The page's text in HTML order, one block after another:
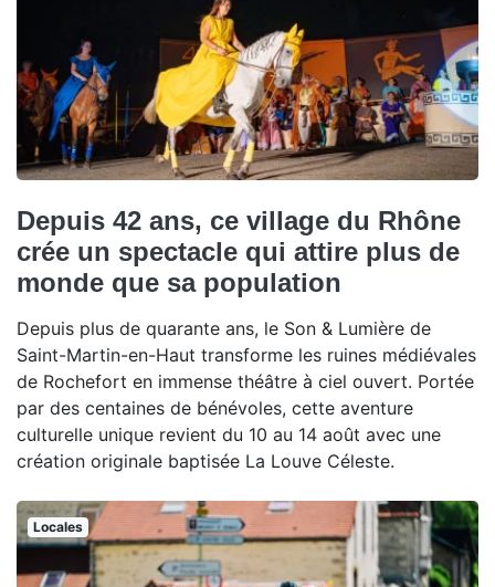
Depuis 42 ans, ce village du Rhône
crée un spectacle qui attire plus de
monde que sa population
Depuis plus de quarante ans, le Son & Lumière de
Saint-Martin-en-Haut transforme les ruines médiévales
de Rochefort en immense théâtre à ciel ouvert. Portée
par des centaines de bénévoles, cette aventure
culturelle unique revient du 10 au 14 août avec une
création originale baptisée La Louve Céleste.
Locales